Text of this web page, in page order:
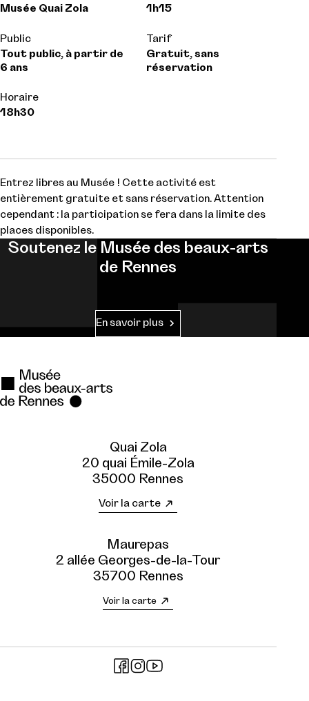
Musée Quai Zola
1h15
Public
Tout public, à partir de
6 ans
Tarif
Gratuit, sans
réservation
Horaire
18h30
Entrez libres au Musée ! Cette activité est
entièrement gratuite et sans réservation. Attention
cependant : la participation se fera dans la limite des
places disponibles.
Soutenez le Musée des beaux-arts
de Rennes
En savoir plus
Quai Zola
20 quai Émile-Zola
35000 Rennes
Voir la carte
Maurepas
2 allée Georges-de-la-Tour
35700 Rennes
Voir la carte